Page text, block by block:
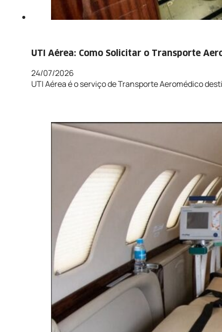
UTI Aérea: Como Solicitar o Transporte
24/07/2026
UTI Aérea é o serviço de Transporte Aeromédico